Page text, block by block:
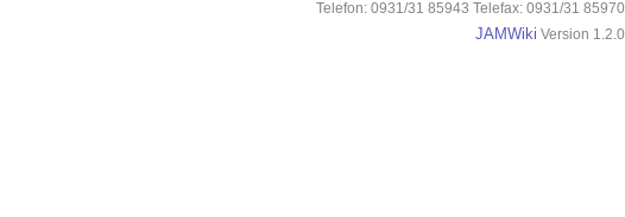
Telefon: 0931/31 85943 Telefax: 0931/31 85970
JAMWiki Version 1.2.0